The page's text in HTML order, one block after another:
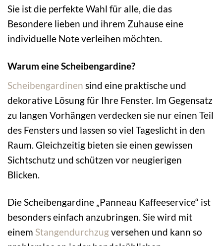
Sie ist die perfekte Wahl für alle, die das
Besondere lieben und ihrem Zuhause eine
individuelle Note verleihen möchten.
Warum eine Scheibengardine?
Scheibengardinen sind eine praktische und
dekorative Lösung für Ihre Fenster. Im Gegensatz
zu langen Vorhängen verdecken sie nur einen Teil
des Fensters und lassen so viel Tageslicht in den
Raum. Gleichzeitig bieten sie einen gewissen
Sichtschutz und schützen vor neugierigen
Blicken.
Die Scheibengardine „Panneau Kaffeeservice“ ist
besonders einfach anzubringen. Sie wird mit
einem Stangendurchzugversehen und kann so